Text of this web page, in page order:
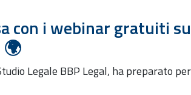
con i webinar gratuiti
Legale BBP Legal, ha preparato